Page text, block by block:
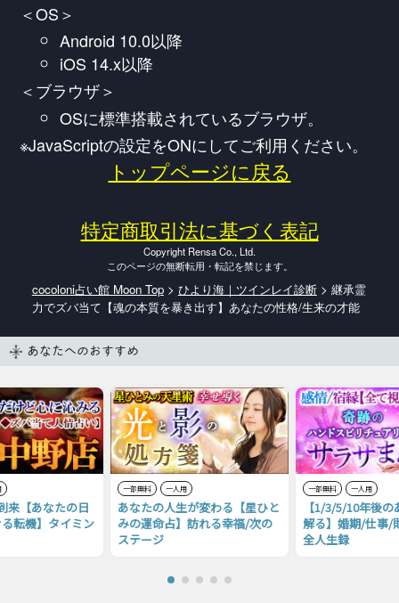
＜OS＞
Android 10.0以降
iOS 14.x以降
＜ブラウザ＞
OSに標準搭載されているブラウザ。
※JavaScriptの設定をONにしてご利用ください。
トップページに戻る
特定商取引法に基づく表記
Copyright Rensa Co., Ltd.
このページの無断転用・転記を禁じます。
cocoloni占い館 Moon Top> ひより海｜ツインレイ診断> 継承霊
力でズバ当て【魂の本質を暴き出す】あなたの性格/生来の才能
あなたへのおすすめ
来【あなたの日
転機】タイミン
一部無料 一人用
あなたの人生が変わる【星ひと
みの運命占】訪れる幸福/次の
ステージ
一部無料 一人用
【1/3/5/10年後
解る】婚期/仕事
全人生録